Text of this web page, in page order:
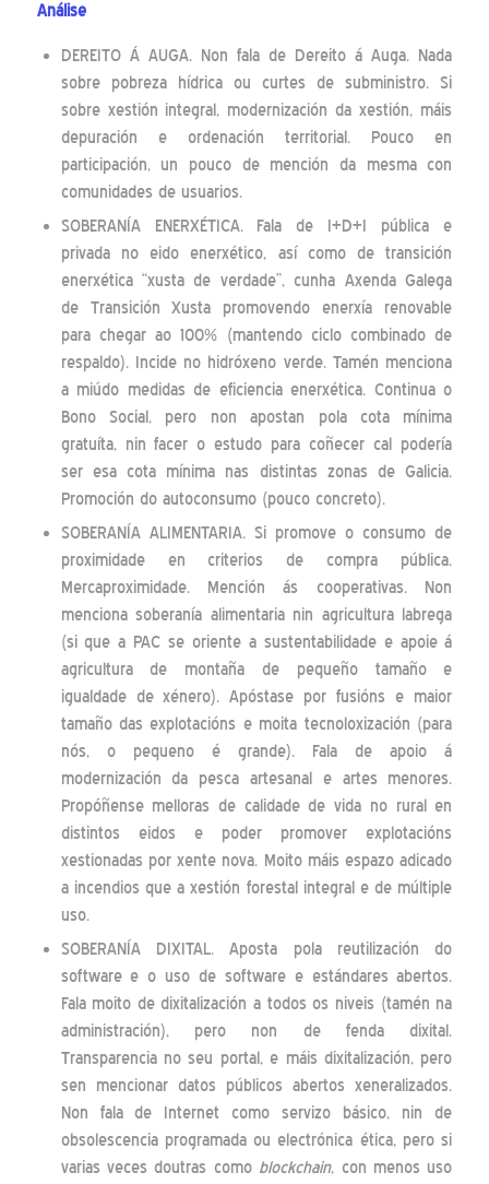
Análise
DEREITO Á AUGA. Non fala de Dereito á Auga. Nada
sobre pobreza hídrica ou curtes de subministro. Si
sobre xestión integral, modernización da xestión, máis
depuración e ordenación territorial. Pouco en
participación, un pouco de mención da mesma con
comunidades de usuarios.
SOBERANÍA ENERXÉTICA. Fala de I+D+I pública e
privada no eido enerxético, así como de transición
enerxética “xusta de verdade”, cunha Axenda Galega
de Transición Xusta promovendo enerxía renovable
para chegar ao 100% (mantendo ciclo combinado de
respaldo). Incide no hidróxeno verde. Tamén menciona
a miúdo medidas de eficiencia enerxética. Continua o
Bono Social, pero non apostan pola cota mínima
gratuíta, nin facer o estudo para coñecer cal podería
ser esa cota mínima nas distintas zonas de Galicia.
Promoción do autoconsumo (pouco concreto).
SOBERANÍA ALIMENTARIA. Si promove o consumo de
proximidade en criterios de compra pública.
Mercaproximidade. Mención ás cooperativas. Non
menciona soberanía alimentaria nin agricultura labrega
(si que a PAC se oriente a sustentabilidade e apoie á
agricultura de montaña de pequeño tamaño e
igualdade de xénero). Apóstase por fusións e maior
tamaño das explotacións e moita tecnoloxización (para
nós, o pequeno é grande). Fala de apoio á
modernización da pesca artesanal e artes menores.
Propóñense melloras de calidade de vida no rural en
distintos eidos e poder promover explotacións
xestionadas por xente nova. Moito máis espazo adicado
a incendios que a xestión forestal integral e de múltiple
uso.
SOBERANÍA DIXITAL. Aposta pola reutilización do
software e o uso de software e estándares abertos.
Fala moito de dixitalización a todos os niveis (tamén na
administración), pero non de fenda dixital.
Transparencia no seu portal, e máis dixitalización, pero
sen mencionar datos públicos abertos xeneralizados.
Non fala de Internet como servizo básico, nin de
obsolescencia programada ou electrónica ética, pero si
varias veces doutras como blockchain, con menos uso